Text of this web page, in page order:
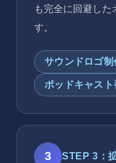
も完全に回避した
す。
サウンドロゴ制
ポッドキャスト
3 STEP 3：